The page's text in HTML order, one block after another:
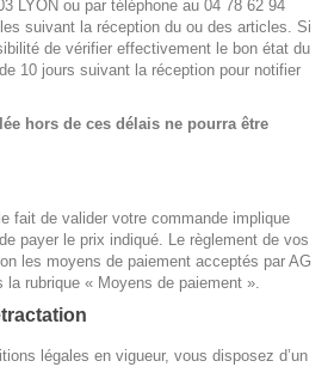
LYON ou par téléphone au 04 78 62 94
suivant la réception du ou des articles. Si
de vérifier effectivement le bon état du
10 jours suivant la réception pour notifier
hors de ces délais ne pourra être
fait de valider votre commande implique
payer le prix indiqué. Le règlement de vos
les moyens de paiement acceptés par AG
la rubrique « Moyens de paiement ».
légales en vigueur, vous disposez d’un